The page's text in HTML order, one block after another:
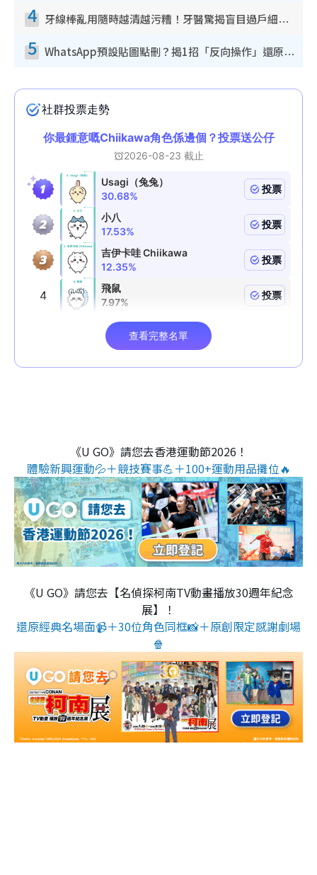
4 牙線棒亂用隨時越清越污糟！牙醫驚揭盲目過戶細菌恐致蛀牙：呢種先係日常真保養
5 WhatsApp預設貼圖點刪？揭1招「反向操作」還原簡潔介面 附3步實測教學
《U GO》請您去香港運動節2026！
體驗新興運動💦＋競技賽事💪＋100+運動用品攤位🔥
《U GO》請您去【名偵探柯南TV動畫播放30週年紀念
展】！
還原經典名場面📹＋30位角色同框📸＋原創限定感謝劇場
🍿